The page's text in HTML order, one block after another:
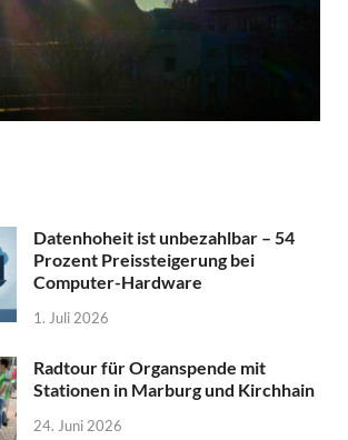
Datenhoheit ist unbezahlbar – 54
Prozent Preissteigerung bei
Computer-Hardware
1. Juli 2026
Radtour für Organspende mit
Stationen in Marburg und Kirchhain
24. Juni 2026